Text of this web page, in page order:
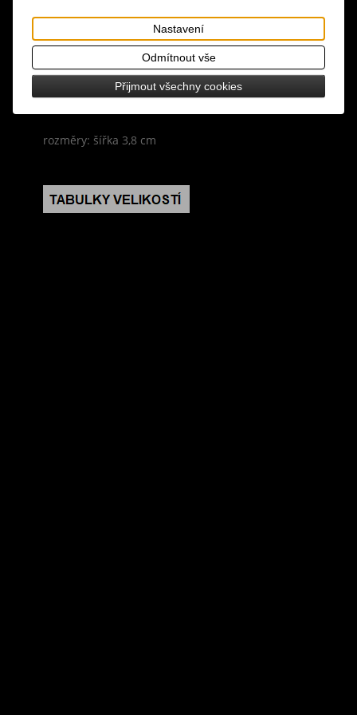
materiál: polyester, polyuretan, kov
design: látkový opasek se vzorem červeno-černé
šachovnice a motivem malých lebek se zkříženými
rozměry: šířka 3,8 cm
Nastavení
Odmítnout vše
Přijmout všechny cookies